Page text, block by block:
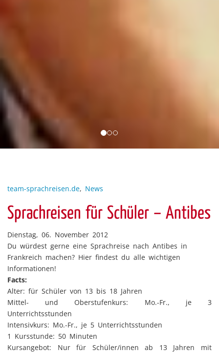
team-sprachreisen.de, News
Sprachreisen für Schüler – Antibes
Dienstag, 06. November 2012
Du würdest gerne eine Sprachreise nach Antibes in
Frankreich machen? Hier findest du alle wichtigen
Informationen!
Facts:
Alter: für Schüler von 13 bis 18 Jahren
Mittel- und Oberstufenkurs: Mo.-Fr., je 3
Unterrichtsstunden
Intensivkurs: Mo.-Fr., je 5 Unterrichtsstunden
1 Kursstunde: 50 Minuten
Kursangebot: Nur für Schüler/innen ab 13 Jahren mit